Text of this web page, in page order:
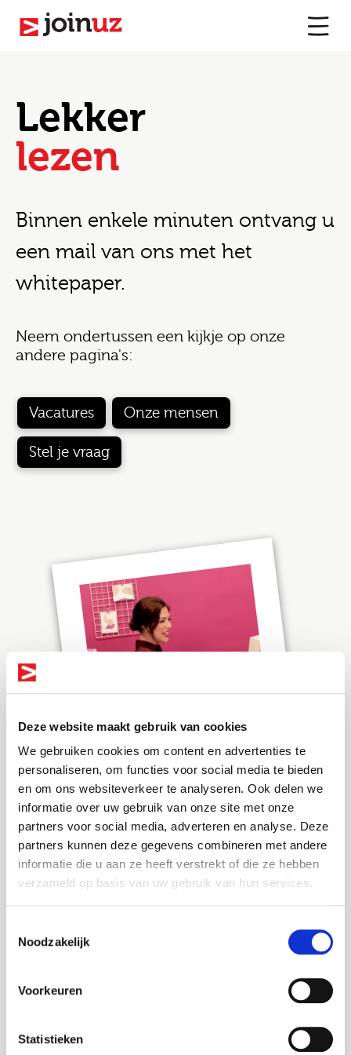
Deze website maakt gebruik van cookies
We gebruiken cookies om content en advertenties te
personaliseren, om functies voor social media te bieden
en om ons websiteverkeer te analyseren. Ook delen we
informatie over uw gebruik van onze site met onze
partners voor social media, adverteren en analyse. Deze
partners kunnen deze gegevens combineren met andere
informatie die u aan ze heeft verstrekt of die ze hebben
verzameld op basis van uw gebruik van hun services.
Noodzakelijk
Voorkeuren
Statistieken
Lekker
lezen
Binnen enkele minuten ontvang u
een mail van ons met het
whitepaper.
Neem ondertussen een kijkje op onze
andere pagina's:
Vacatures Onze mensen
Stel je vraag
Lekker
Altijd als 1e op de hoogte van de
nieuwste vacatures als je een job
alert aanmaakt!
Postcode